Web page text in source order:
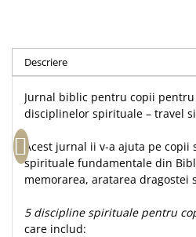
Atlase
Comentarii
Dictionare
Enciclopedii
Literatura
Biografii
Eseuri
Marturii
Romane
Tablouri din lemn
Pungi cadou cu versete
Puzzle
Semne de carte
Set cadou
Sticle apa
Carti postale
Magneti
Descriere
Jurnal biblic pentru copii
disciplinelor spirituale – travel
Acest jurnal ii v-a ajuta pe copii
spirituale fundamentale din
memorarea, aratarea dragostei
5 discipline spirituale pentru
care includ: